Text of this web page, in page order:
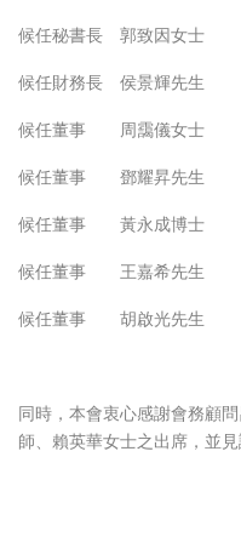
候任秘書長 郭致因女士
候任財務長 侯景輝先生
候任董事 周靄儀女士
候任董事 鄧耀昇先生
候任董事 黃永成博士
候任董事 王嘉希先生
候任董事 胡啟光先生
同時，本會衷心感謝會務顧
師、賴英華女士之出席，並